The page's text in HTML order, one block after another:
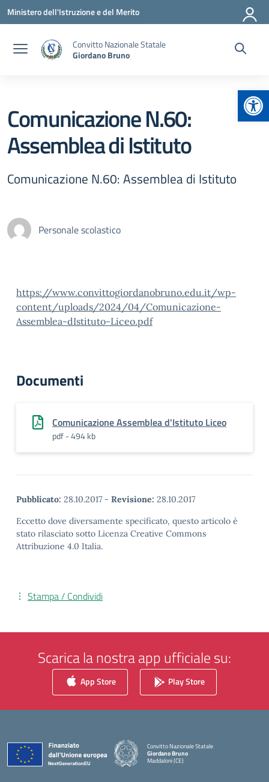
Vai ai contenuti
Vai al menu di navigazione
Vai al footer
Ministero dell'Istruzione e del Merito
Convitto Nazionale Statale
Giordano Bruno
Comunicazione N.60:
Assemblea di Istituto
Comunicazione N.60: Assemblea di Istituto
Personale scolastico
https://www.convittogiordanobruno.edu.it/wp-
content/uploads/2024/04/Comunicazione-
Assemblea-dIstituto-Liceo.pdf
Documenti
Comunicazione Assemblea d'Istituto Liceo
pdf - 494 kb
Pubblicato: 28.10.2017 - Revisione: 28.10.2017
Eccetto dove diversamente specificato, questo articolo è
stato rilasciato sotto Licenza Creative Commons
Attribuzione 4.0 Italia.
Stampa / Condividi
Scarica la nostra app ufficiale su:
App Store Play Store
Convitto Nazionale Statale
Giordano Bruno
Maddaloni (CE)